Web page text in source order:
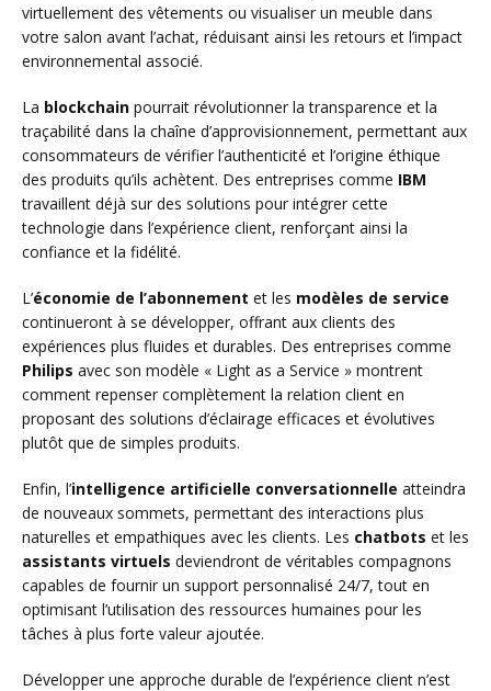
virtuellement des vêtements ou visualiser un meuble dans
votre salon avant l’achat, réduisant ainsi les retours et l’impact
environnemental associé.
La blockchain pourrait révolutionner la transparence et la
traçabilité dans la chaîne d’approvisionnement, permettant aux
consommateurs de vérifier l’authenticité et l’origine éthique
des produits qu’ils achètent. Des entreprises comme IBM
travaillent déjà sur des solutions pour intégrer cette
technologie dans l’expérience client, renforçant ainsi la
confiance et la fidélité.
L’économie de l’abonnement et les modèles de service
continueront à se développer, offrant aux clients des
expériences plus fluides et durables. Des entreprises comme
Philips avec son modèle « Light as a Service » montrent
comment repenser complètement la relation client en
proposant des solutions d’éclairage efficaces et évolutives
plutôt que de simples produits.
Enfin, l’intelligence artificielle conversationnelle atteindra
de nouveaux sommets, permettant des interactions plus
naturelles et empathiques avec les clients. Les chatbots et les
assistants virtuels deviendront de véritables compagnons
capables de fournir un support personnalisé 24/7, tout en
optimisant l’utilisation des ressources humaines pour les
tâches à plus forte valeur ajoutée.
Développer une approche durable de l’expérience client n’est